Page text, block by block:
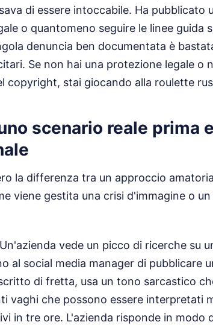
di essere intoccabile. Ha pubblicato
o quantomeno seguire le linee guida
denuncia ben documentata è
Se non hai una protezione legale o
copyright, stai giocando alla roulette
scenario reale prima
la differenza tra un approccio
viene gestita una crisi d'immagine o
Un'azienda vede un picco di ricerche su
al social media manager di pubblicare
di fretta, usa un tono sarcastico
vaghi che possono essere interpretati
in tre ore. L'azienda risponde in modo